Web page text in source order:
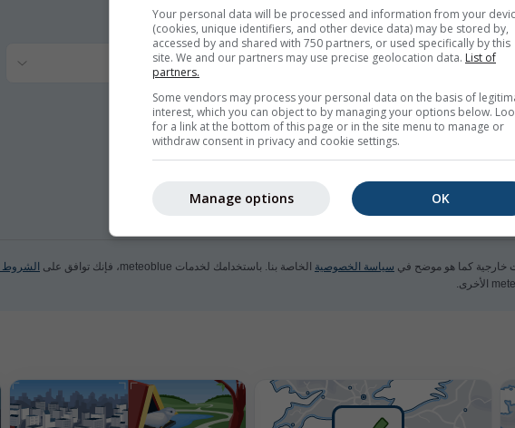
خارجية كما هو موضح في سياسة الخصوصية الخاصة بنا. باستخدامك لخدمات meteoblue، فإنك توافق على الشروط
Your personal data will be processed and information from your
(cookies, unique identifiers, and other device data) may be stored by,
accessed by and shared with 750 partners, or used specifically by this
site. We and our partners may use precise geolocation data. List of
partners.
Some vendors may process your personal data on the basis of
interest, which you can object to by managing your options below.
for a link at the bottom of this page or in the site menu to manage or
withdraw consent in privacy and cookie settings.
OK
Manage options